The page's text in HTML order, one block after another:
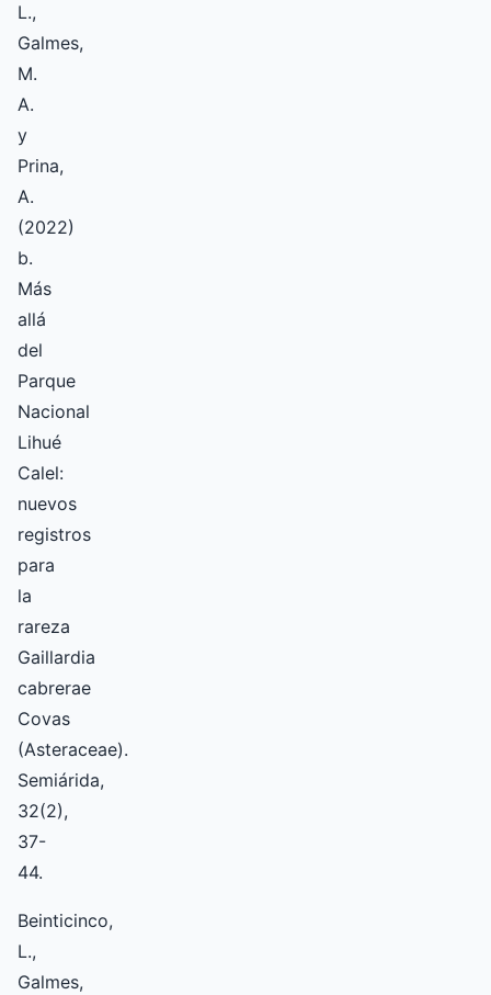
L.,
Galmes,
M.
A.
y
Prina,
A.
(2022)
b.
Más
allá
del
Parque
Nacional
Lihué
Calel:
nuevos
registros
para
la
rareza
Gaillardia
cabrerae
Covas
(Asteraceae).
Semiárida,
32(2),
37-
44.
Beinticinco,
L.,
Galmes,